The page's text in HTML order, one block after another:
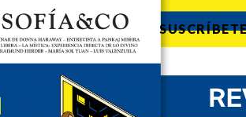
desvinculadas